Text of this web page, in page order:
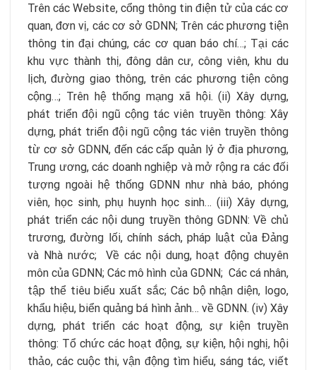
Trên các Website, cổng thông tin điện tử của các cơ
quan, đơn vị, các cơ sở GDNN; Trên các phương tiện
thông tin đại chúng, các cơ quan báo chí…; Tại các
khu vực thành thị, đông dân cư, công viên, khu du
lịch, đường giao thông, trên các phương tiện công
cộng…; Trên hệ thống mạng xã hội. (ii) Xây dựng,
phát triển đội ngũ cộng tác viên truyền thông: Xây
dựng, phát triển đội ngũ cộng tác viên truyền thông
từ cơ sở GDNN, đến các cấp quản lý ở địa phương,
Trung ương, các doanh nghiệp và mở rộng ra các đối
tượng ngoài hệ thống GDNN như nhà báo, phóng
viên, học sinh, phụ huynh học sinh… (iii) Xây dựng,
phát triển các nội dung truyền thông GDNN: Về chủ
trương, đường lối, chính sách, pháp luật của Đảng
và Nhà nước; Về các nội dung, hoạt động chuyên
môn của GDNN; Các mô hình của GDNN; Các cá nhân,
tập thể tiêu biểu xuất sắc; Các bộ nhận diện, logo,
khẩu hiệu, biển quảng bá hình ảnh… về GDNN. (iv) Xây
dựng, phát triển các hoạt động, sự kiện truyền
thông: Tổ chức các hoạt động, sự kiện, hội nghị, hội
thảo, các cuộc thi, vận động tìm hiểu, sáng tác, viết